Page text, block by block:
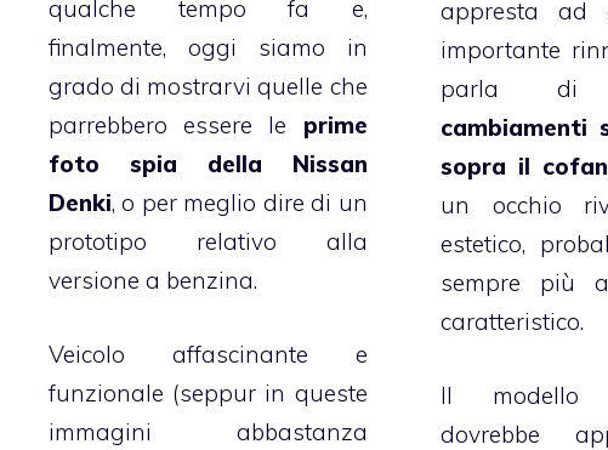
qualche tempo fa e,
finalmente, oggi siamo in
grado di mostrarvi quelle che
parrebbero essere le prime
foto spia della Nissan
Denki, o per meglio dire di un
prototipo relativo alla
versione a benzina.
Veicolo affascinante e
funzionale (seppur in queste
immagini abbastanza
appresta ad
importante
parla di
cambiamenti
sopra il
un occhio
estetico,
sempre più
caratteristico.
Il modello
dovrebbe